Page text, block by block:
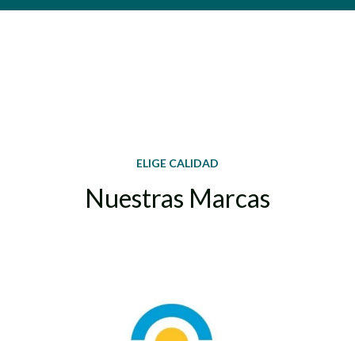
ELIGE CALIDAD
Nuestras Marcas